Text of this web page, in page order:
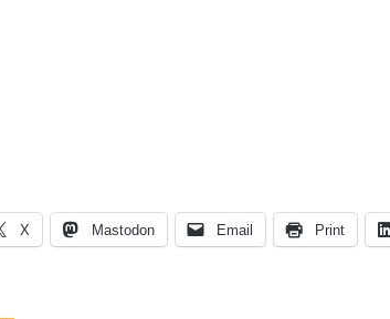
X Mastodon Email Print